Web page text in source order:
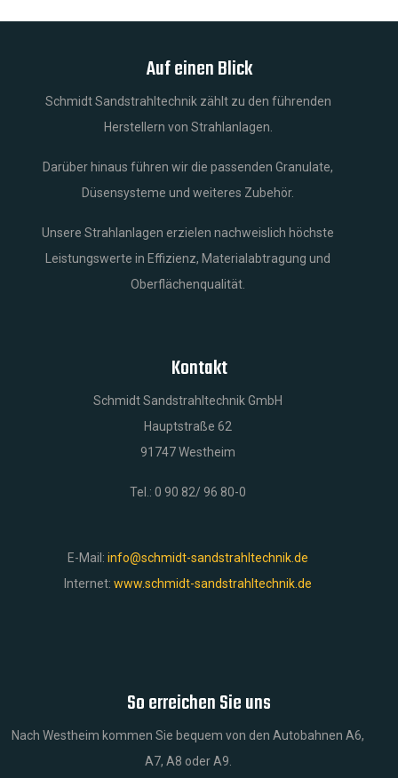
Auf einen Blick
Schmidt Sandstrahltechnik zählt zu den führenden
Herstellern von Strahlanlagen.
Darüber hinaus führen wir die passenden Granulate,
Düsensysteme und weiteres Zubehör.
Unsere Strahlanlagen erzielen nachweislich höchste
Leistungswerte in Effizienz, Materialabtragung und
Oberflächenqualität.
Kontakt
Schmidt Sandstrahltechnik GmbH
Hauptstraße 62
91747 Westheim
Tel.: 0 90 82/ 96 80-0
E-Mail: info@schmidt-sandstrahltechnik.de
Internet: www.schmidt-sandstrahltechnik.de
So erreichen Sie uns
Nach Westheim kommen Sie bequem von den Autobahnen A6,
A7, A8 oder A9.